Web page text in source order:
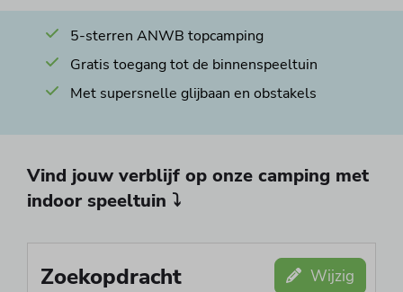
5-sterren ANWB topcamping
Gratis toegang tot de binnenspeeltuin
Met supersnelle glijbaan en obstakels
Vind jouw verblijf op onze camping met
indoor speeltuin ⤵
Zoekopdracht Wijzig